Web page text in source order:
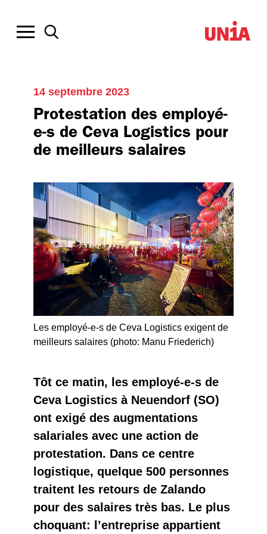
14 septembre 2023
Protestation des employé-
e-s de Ceva Logistics pour
de meilleurs salaires
Les employé-e-s de Ceva Logistics exigent de
meilleurs salaires (photo: Manu Friederich)
Tôt ce matin, les employé-e-s de
Ceva Logistics à Neuendorf (SO)
ont exigé des augmentations
salariales avec une action de
protestation. Dans ce centre
logistique, quelque 500 personnes
traitent les retours de Zalando
pour des salaires très bas. Le plus
choquant: l’entreprise appartient